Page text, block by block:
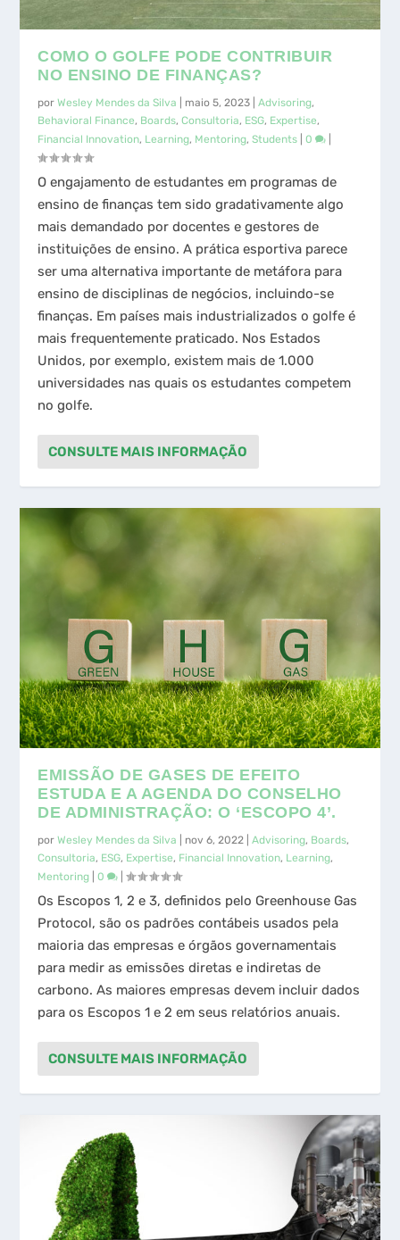
COMO O GOLFE PODE CONTRIBUIR
NO ENSINO DE FINANÇAS?
porWesley Mendes da Silva maio 5, 2023 |Advisoring,
Behavioral Finance, Boards,Consultoria, ESG, Expertise,
Financial Innovation, Learning, Mentoring,Students |0
O engajamento de estudantes em programas de
ensino de finanças tem sido gradativamente algo
mais demandado por docentes e gestores de
instituições de ensino. A prática esportiva parece
ser uma alternativa importante de metáfora para
ensino de disciplinas de negócios, incluindo-se
finanças. Em países mais industrializados o golfe é
mais frequentemente praticado. Nos Estados
Unidos, por exemplo, existem mais de 1.000
universidades nas quais os estudantes competem
no golfe.
CONSULTE MAIS INFORMAÇÃO
EMISSÃO DE GASES DE EFEITO
ESTUDA E A AGENDA DO CONSELHO
DE ADMINISTRAÇÃO: O ‘ESCOPO 4’.
porWesley Mendes da Silva nov 6, 2022 |Advisoring, Boards,
Consultoria, ESG, Expertise, Financial Innovation, Learning,
Mentoring |0 |
Os Escopos 1, 2 e 3, definidos pelo Greenhouse Gas
Protocol, são os padrões contábeis usados ​​pela
maioria das empresas e órgãos governamentais
para medir as emissões diretas e indiretas de
carbono. As maiores empresas devem incluir dados
para os Escopos 1 e 2 em seus relatórios anuais.
CONSULTE MAIS INFORMAÇÃO